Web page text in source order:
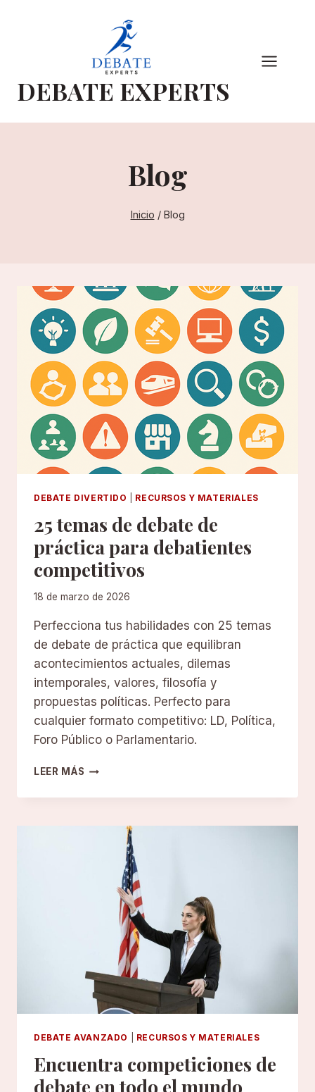
DEBATE EXPERTS
Blog
Inicio / Blog
DEBATE DIVERTIDO RECURSOS Y MATERIALES
25 temas de debate de
práctica para debatientes
competitivos
18 de marzo de 2026
Perfecciona tus habilidades con 25 temas
de debate de práctica que equilibran
acontecimientos actuales, dilemas
intemporales, valores, filosofía y
propuestas políticas. Perfecto para
cualquier formato competitivo: LD, Política,
Foro Público o Parlamentario.
LEER MÁS 25
DE
PRÁCTICA
DEBATIENTES
COMPETITIVOS
DEBATE AVANZADO RECURSOS Y MATERIALES
Encuentra competiciones de
debate en todo el mundo